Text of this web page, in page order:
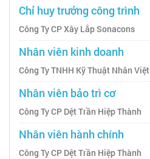
Chỉ huy trưởng công trình
Công Ty CP Xây Lắp Sonacons
Nhân viên kinh doanh
Công Ty TNHH Kỹ Thuật Nhân Việt
Nhân viên bảo trì cơ
Công Ty CP Dệt Trần Hiệp Thành
Nhân viên hành chính
Công Ty CP Dệt Trần Hiệp Thành